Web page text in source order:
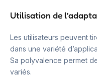
Utilisation de
Les utilisateurs peuvent
dans une variété
Sa polyvalence permet
variés.